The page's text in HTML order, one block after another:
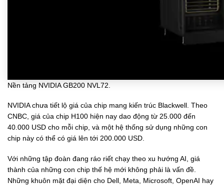
Nền tảng NVIDIA GB200 NVL72.
NVIDIA chưa tiết lộ giá của chip mang kiến trúc Blackwell. Theo
CNBC, giá của chip H100 hiện nay dao động từ 25.000 đến
40.000 USD cho mỗi chip, và một hệ thống sử dụng những con
chip này có thể có giá lên tới 200.000 USD.
Với những tập đoàn đang ráo riết chạy theo xu hướng AI, giá
thành của những con chip thế hệ mới không phải là vấn đề.
Những khuôn mặt đại diện cho Dell, Meta, Microsoft, OpenAI hay